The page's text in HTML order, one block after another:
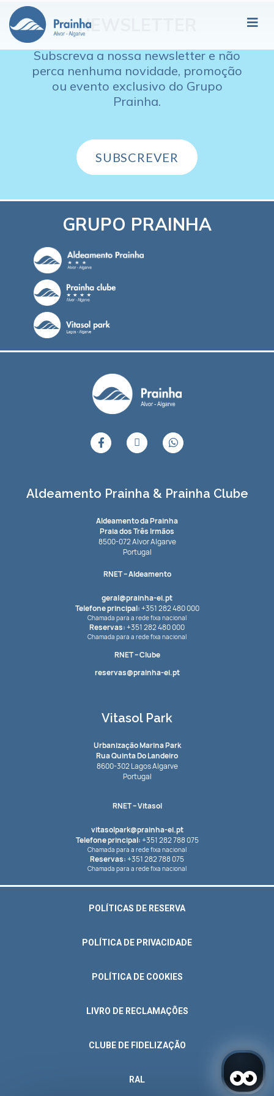
NEWSLETTER
Subscreva a nossa newsletter e não
perca nenhuma novidade, promoção
ou evento exclusivo do Grupo
Prainha.
SUBSCREVER
GRUPO PRAINHA
Aldeamento Prainha & Prainha Clube
Aldeamento da Prainha
Praia dos Três Irmãos
8500-072 Alvor Algarve
Portugal
RNET– Aldeamento
geral@prainha-ei.pt
Telefone principal:+351 282 480 000
Chamada para a rede fixa nacional
Reservas:+351 282 480 000
Chamada para a rede fixa nacional
RNET– Clube
reservas@prainha-ei.pt
Vitasol Park
Urbanização Marina Park
Rua Quinta Do Landeiro
8600-302 Lagos Algarve
Portugal
RNET– Vitasol
vitasolpark@prainha-ei.pt
Telefone principal:+351 282 788 075
Chamada para a rede fixa nacional
Reservas:+351 282 788 075
Chamada para a rede fixa nacional
POLÍTICAS DE RESERVA
POLÍTICA DE PRIVACIDADE
POLÍTICA DE COOKIES
LIVRO DE RECLAMAÇÕES
CLUBE DE FIDELIZAÇÃO
RAL